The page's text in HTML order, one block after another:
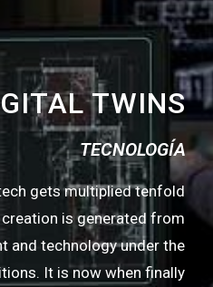
TWINS
TECNOLOGÍA
gets multiplied tenfold
is generated from
and technology under the
It is now when finally